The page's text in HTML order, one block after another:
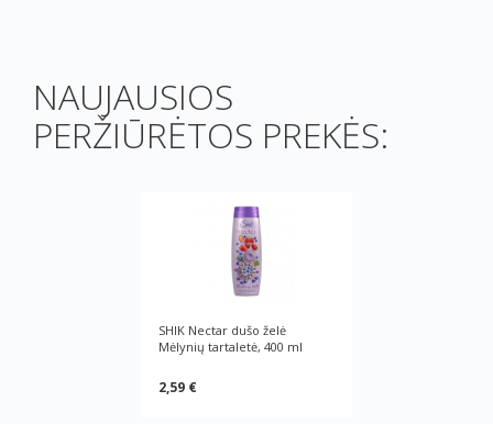
NAUJAUSIOS
PERŽIŪRĖTOS PREKĖS:
SHIK Nectar dušo želė
Mėlynių tartaletė, 400 ml
2,59 €